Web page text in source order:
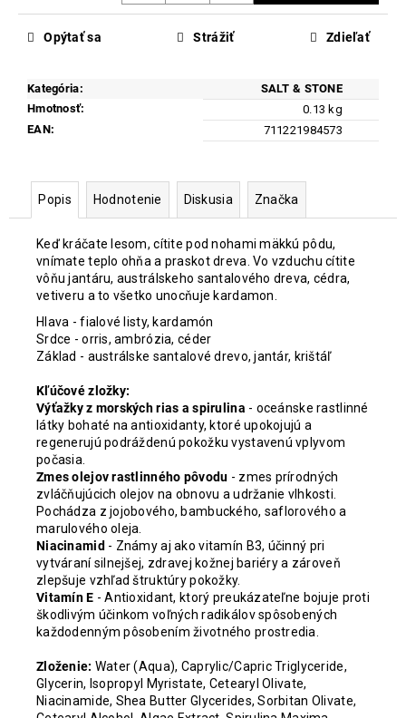
Kategória:
SALT & STONE
Hmotnosť:
0.13 kg
EAN: 711221984573
Opýtať sa Strážiť Zdieľať
Popis Hodnotenie Diskusia Značka
Keď kráčate lesom, cítite pod nohami mäkkú pôdu,
vnímate teplo ohňa a praskot dreva. Vo vzduchu cítite
vôňu jantáru, austrálskeho santalového dreva, cédra,
vetiveru a to všetko unocňuje kardamon.
Hlava - fialové listy, kardamón
Srdce - orris, ambrózia, céder
Základ - austrálske santalové drevo, jantár, krištáľ
Kľúčové zložky:
Výťažky z morských rias a spirulina - oceánske rastlinné
látky bohaté na antioxidanty, ktoré upokojujú a
regenerujú podráždenú pokožku vystavenú vplyvom
počasia.
Zmes olejov rastlinného pôvodu - zmes prírodných
zvláčňujúcich olejov na obnovu a udržanie vlhkosti.
Pochádza z jojobového, bambuckého, saflorového a
marulového oleja.
Niacinamid- Známy aj ako vitamín B3, účinný pri
vytváraní silnejšej, zdravej kožnej bariéry a zároveň
zlepšuje vzhľad štruktúry pokožky.
Vitamín E - Antioxidant, ktorý preukázateľne bojuje proti
škodlivým účinkom voľných radikálov spôsobených
každodenným pôsobením životného prostredia.
Zloženie: Water (Aqua), Caprylic/Capric Triglyceride,
Glycerin, Isopropyl Myristate, Cetearyl Olivate,
Niacinamide, Shea Butter Glycerides, Sorbitan Olivate,
THERAPY